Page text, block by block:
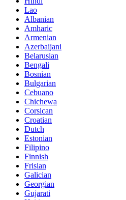
Lao
Albanian
Amharic
Armenian
Azerbaijani
Belarusian
Bengali
Bosnian
Bulgarian
Cebuano
Chichewa
Corsican
Croatian
Dutch
Estonian
Filipino
Finnish
Frisian
Galician
Georgian
Gujarati